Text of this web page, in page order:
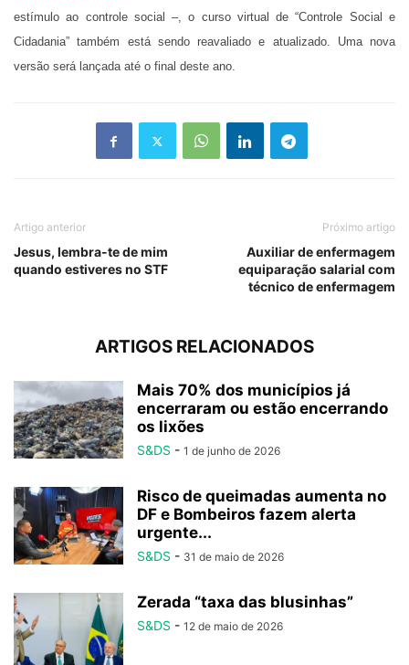
estímulo ao controle social –, o curso virtual de “Controle Social e
Cidadania” também está sendo reavaliado e atualizado. Uma nova
versão será lançada até o final deste ano.
Artigo anterior
Jesus, lembra-te de mim
quando estiveres no STF
Próximo artigo
Auxiliar de enfermagem
equiparação salarial com
técnico de enfermagem
ARTIGOS RELACIONADOS
Mais 70% dos municípios já
encerraram ou estão encerrando
os lixões
S&DS - 1 de junho de 2026
Risco de queimadas aumenta no
DF e Bombeiros fazem alerta
urgente...
S&DS - 31 de maio de 2026
Zerada “taxa das blusinhas”
S&DS - 12 de maio de 2026